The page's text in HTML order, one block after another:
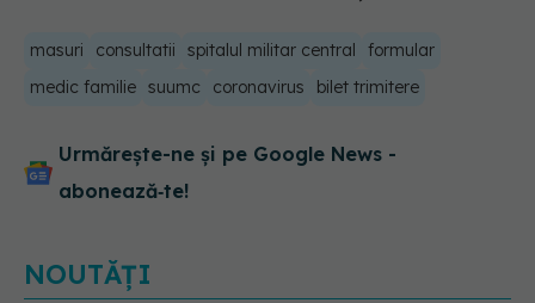
masuri consultatii spitalul militar central
formular
medic familie suumc coronavirus bilet trimitere
Urmărește-ne și pe Google News -
abonează‑te!
NOUTĂȚI